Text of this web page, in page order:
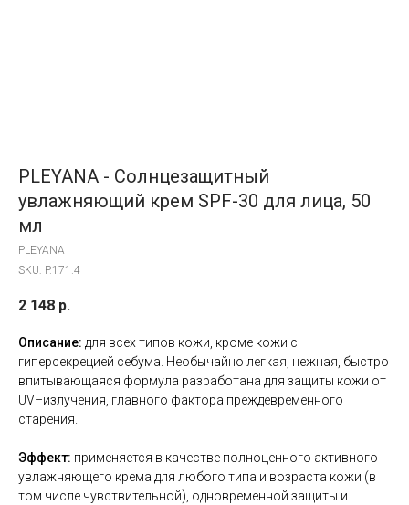
PLEYANA - Солнцезащитный
увлажняющий крем SPF-30 для лица, 50
мл
PLEYANA
SKU: P.171.4
2 148 р.
Описание: для всех типов кожи, кроме кожи с
гиперсекрецией себума. Необычайно легкая, нежная, быстро
впитывающаяся формула разработана для защиты кожи от
UV–излучения, главного фактора преждевременного
старения.
Эффект: применяется в качестве полноценного активного
увлажняющего крема для любого типа и возраста кожи (в
том числе чувствительной), одновременной защиты и